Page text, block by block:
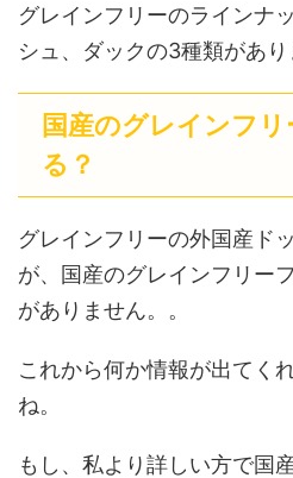
グレインフリーのラインナ
シュ、ダックの3種類があり
国産のグレインフ
る？
グレインフリーの外国産ド
が、国産のグレインフリー
がありません。。
これから何か情報が出てく
ね。
もし、私より詳しい方で国